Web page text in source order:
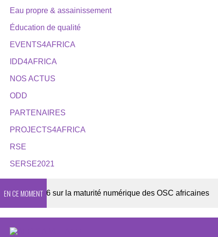
Eau propre & assainissement
Éducation de qualité
EVENTS4AFRICA
IDD4AFRICA
NOS ACTUS
ODD
PARTENAIRES
PROJECTS4AFRICA
RSE
SERSE2021
EN CE MOMENT
2026 sur la maturité numérique des OSC africaines